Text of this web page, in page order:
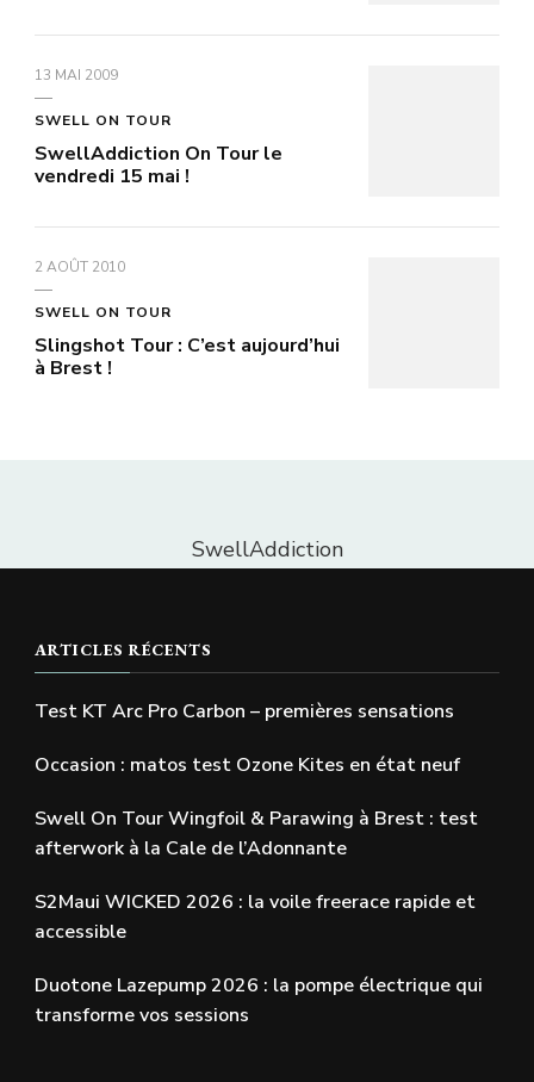
13 MAI 2009
SWELL ON TOUR
SwellAddiction On Tour le
vendredi 15 mai !
2 AOÛT 2010
SWELL ON TOUR
Slingshot Tour : C’est aujourd’hui
à Brest !
SwellAddiction
ARTICLES RÉCENTS
Test KT Arc Pro Carbon – premières sensations
Occasion : matos test Ozone Kites en état neuf
Swell On Tour Wingfoil & Parawing à Brest : test
afterwork à la Cale de l’Adonnante
S2Maui WICKED 2026 : la voile freerace rapide et
accessible
Duotone Lazepump 2026 : la pompe électrique qui
transforme vos sessions